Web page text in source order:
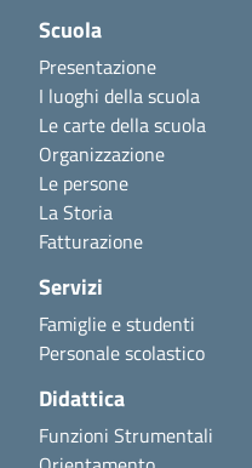
Scuola
Presentazione
I luoghi della scuola
Le carte della scuola
Organizzazione
Le persone
La Storia
Fatturazione
Servizi
Famiglie e studenti
Personale scolastico
Didattica
Funzioni Strumentali